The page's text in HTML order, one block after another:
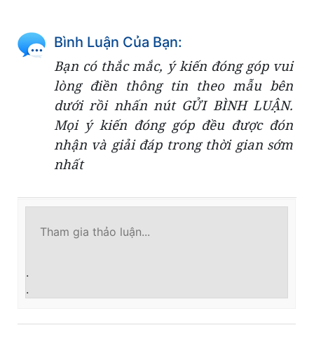
Bình Luận Của Bạn:
Bạn có thắc mắc, ý kiến đóng góp vui
lòng điền thông tin theo mẫu bên
dưới rồi nhấn nút GỬI BÌNH LUẬN.
Mọi ý kiến đóng góp đều được đón
nhận và giải đáp trong thời gian sớm
nhất
.
.